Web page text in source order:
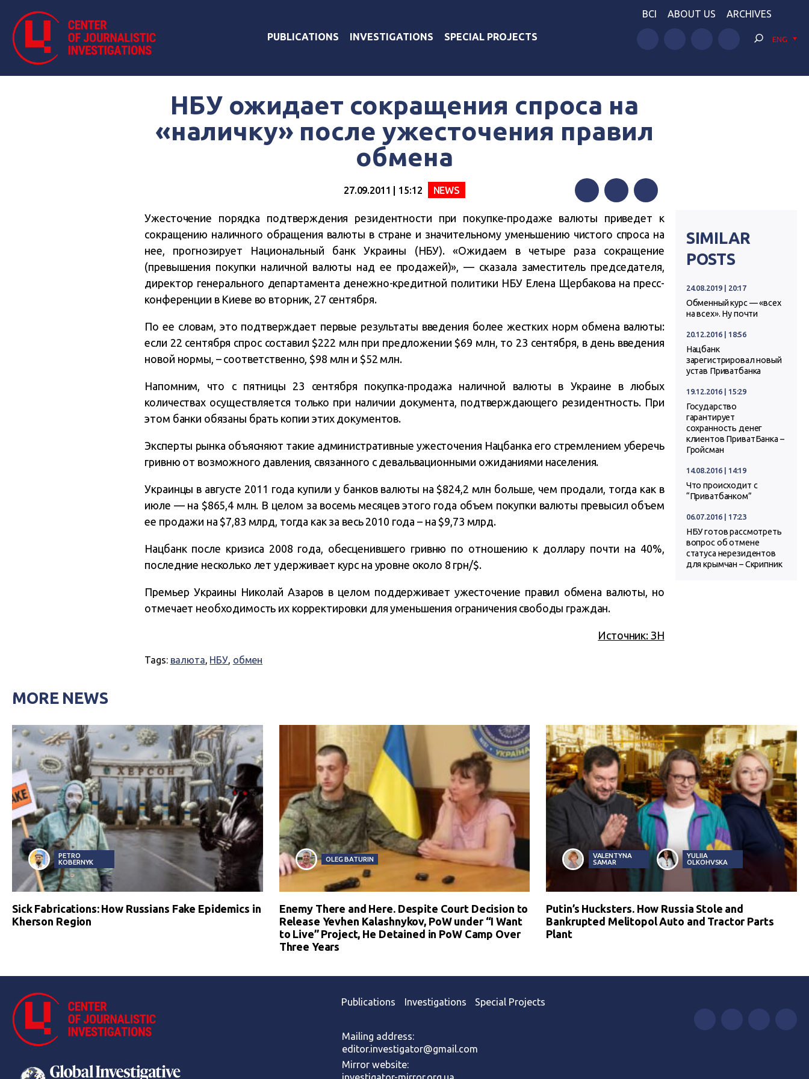
PUBLICATIONS INVESTIGATIONS SPECIAL PROJECTS
BCI ABOUT US ARCHIVES
ENG
НБУ ожидает сокращения спроса на
«наличку» после ужесточения правил
обмена
27.09.2011 | 15:12 NEWS
FacebookTwitter Telegram
Ужесточение порядка подтверждения резидентности при покупке-продаже валюты приведет к
сокращению наличного обращения валюты в стране и значительному уменьшению чистого спроса на
нее, прогнозирует Национальный банк Украины (НБУ). «Ожидаем в четыре раза сокращение
(превышения покупки наличной валюты над ее продажей)», — сказала заместитель председателя,
директор генерального департамента денежно-кредитной политики НБУ Елена Щербакова на пресс-
конференции в Киеве во вторник, 27 сентября.
По ее словам, это подтверждает первые результаты введения более жестких норм обмена валюты:
если 22 сентября спрос составил $222 млн при предложении $69 млн, то 23 сентября, в день введения
новой нормы, – соответственно, $98 млн и $52 млн.
Напомним, что с пятницы 23 сентября покупка-продажа наличной валюты в Украине в любых
количествах осуществляется только при наличии документа, подтверждающего резидентность. При
этом банки обязаны брать копии этих документов.
Эксперты рынка объясняют такие административные ужесточения Нацбанка его стремлением уберечь
гривню от возможного давления, связанного с девальвационными ожиданиями населения.
Украинцы в августе 2011 года купили у банков валюты на $824,2 млн больше, чем продали, тогда как в
июле — на $865,4 млн. В целом за восемь месяцев этого года объем покупки валюты превысил объем
ее продажи на $7,83 млрд, тогда как за весь 2010 года – на $9,73 млрд.
Нацбанк после кризиса 2008 года, обесценившего гривню по отношению к доллару почти на 40%,
последние несколько лет удерживает курс на уровне около 8 грн/$.
Премьер Украины Николай Азаров в целом поддерживает ужесточение правил обмена валюты, но
отмечает необходимость их корректировки для уменьшения ограничения свободы граждан.
Источник: ЗН
Tags: валюта, НБУ, обмен
SIMILAR
POSTS
24.08.2019 | 20:17
Обменный курс — «всех
на всех». Ну почти
20.12.2016 | 18:56
Нацбанк
зарегистрировал новый
устав Приватбанка
19.12.2016 | 15:29
Государство
гарантирует
сохранность денег
клиентов ПриватБанка –
Гройсман
14.08.2016 | 14:19
Что происходит с
“Приватбанком”
06.07.2016 | 17:23
НБУ готов рассмотреть
вопрос об отмене
статуса нерезидентов
для крымчан – Скрипник
MORE NEWS
PETRO
KOBERNYK
Sick Fabrications: How Russians Fake Epidemics in
Kherson Region
OLEG BATURIN
Enemy There and Here. Despite Court Decision to
Release Yevhen Kalashnykov, PoW under “I Want
to Live” Project, He Detained in PoW Camp Over
Three Years
VALENTYNA
SAMAR
YULIIA
OLKOHVSKA
Putin’s Hucksters. How Russia Stole and
Bankrupted Melitopol Auto and Tractor Parts
Plant
Publications Investigations Special Projects
Mailing address:
editor.investigator@gmail.com
Mirror website: